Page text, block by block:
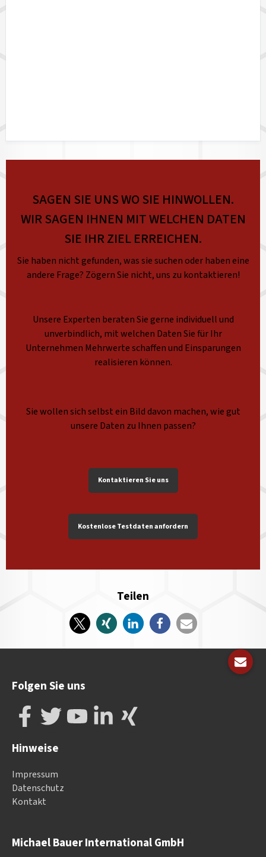
SAGEN SIE UNS WO SIE HINWOLLEN.
WIR SAGEN IHNEN MIT WELCHEN DATEN
SIE IHR ZIEL ERREICHEN.
Sie haben nicht gefunden, was sie suchen oder haben eine
andere Frage? Zögern Sie nicht, uns zu kontaktieren!
Unsere Experten beraten Sie gerne individuell und
unverbindlich, mit welchen Daten Sie für Ihr
Unternehmen Mehrwerte schaffen und Einsparungen
realisieren können.
Sie wollen sich selbst ein Bild davon machen, wie gut
unsere Daten zu Ihnen passen?
Kontaktieren Sie uns
Kostenlose Testdaten anfordern
Teilen
Michael Bauer International GmbH
Folgen Sie uns
Hinweise
Impressum
Datenschutz
Kontakt